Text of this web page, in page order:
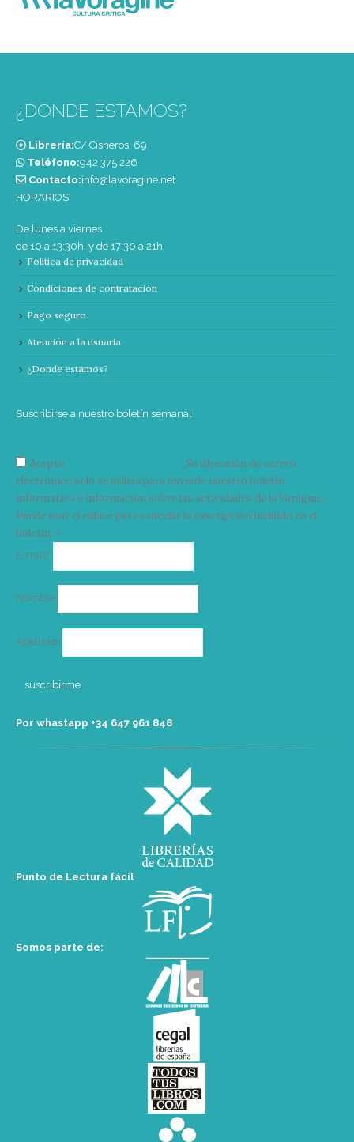
¿DONDE ESTAMOS?
Librería:C/ Cisneros, 69
Teléfono:‭942 375 226‬
Contacto:info@lavoragine.net
HORARIOS
De lunes a viernes
de 10 a 13:30h. y de 17:30 a 21h.
Política de privacidad
Condiciones de contratación
Pago seguro
Atención a la usuaria
¿Donde estamos?
Suscribirse a nuestro boletín semanal
Acepto
Su dirección de correo
electrónico solo se utiliza para enviarle nuestro boletín
informativo e información sobre las actividades de la Vorágine.
Puede usar el enlace para cancelar la suscripción incluido en el
boletín. >
E-mail*
Nombre
Apellidos
Por whastapp +34 ‭647 961 848‬
Punto de Lectura fácil
Somos parte de: